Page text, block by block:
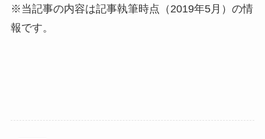
※当記事の内容は記事執筆時点（2019年5月）の情
報です。